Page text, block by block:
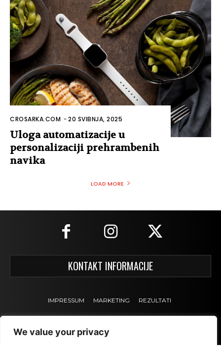
We value your privacy
CROSARKA.COM -20 SVIBNJA, 2025
Uloga automatizacije u
personalizaciji prehrambenih
navika
LOAD MORE
KONTAKT INFORMACIJE
IMPRESSUM MARKETING REZULTATI